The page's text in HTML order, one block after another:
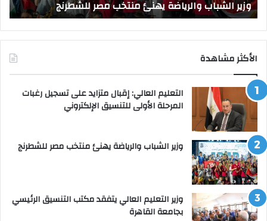
وزير الشباب والرياضة يهنئ منتخب مصر للشطرنج
الأكثر مشاهدة
التعليم العالي: إقبال متزايد على تسجيل رغبات
المرحلة الأولى للتنسيق الإلكتروني
وزير الشباب والرياضة يهنئ منتخب مصر للشطرنج
وزير التعليم العالي يتفقد مكتب التنسيق الرئيسي
بجامعة القاهرة